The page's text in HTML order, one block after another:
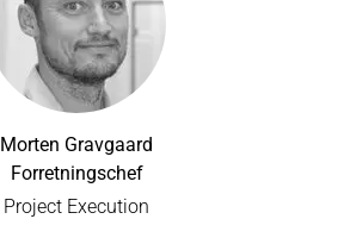
Morten Gravgaard
Forretningschef
Project Execution